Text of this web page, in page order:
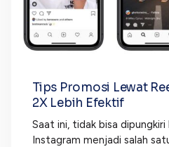
Tips Promosi Lewat
2X Lebih Efektif
Saat ini, tidak bisa
Instagram menjadi salah